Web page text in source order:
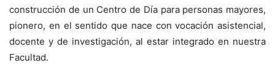
construcción de un Centro de Día para personas mayores,
pionero, en el sentido que nace con vocación asistencial,
docente y de investigación, al estar integrado en nuestra
Facultad.